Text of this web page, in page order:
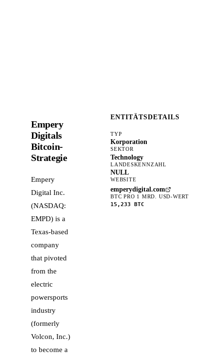
Empery
Digitals
Bitcoin-
Strategie
Empery
Digital Inc.
(NASDAQ:
EMPD) is a
Texas-based
company
that pivoted
from the
electric
powersports
industry
(formerly
Volcon, Inc.)
to become a
ENTITÄTSDETAILS
TYP
Korporation
SEKTOR
Technology
LANDESKENNZAHL
NULL
WEBSITE
emperydigital.com
BTC PRO 1 MRD. USD-WERT
15,233 BTC